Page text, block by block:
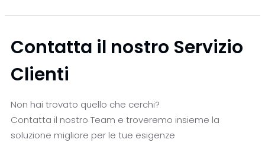
Contatta il nostro Servizio
Clienti
Non hai trovato quello che cerchi?
Contatta il nostro Team e troveremo insieme la
soluzione migliore per le tue esigenze